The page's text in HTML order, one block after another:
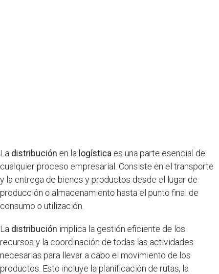
La distribución en la logística es una parte esencial de
cualquier proceso empresarial. Consiste en el transporte
y la entrega de bienes y productos desde el lugar de
producción o almacenamiento hasta el punto final de
consumo o utilización.
La distribución implica la gestión eficiente de los
recursos y la coordinación de todas las actividades
necesarias para llevar a cabo el movimiento de los
productos. Esto incluye la planificación de rutas, la